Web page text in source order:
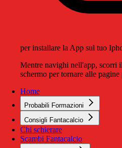
per installare la App sul tuo
Mentre navighi nell'app, scorri
schermo per tornare alle pagine
Home
Probabili Formazioni
Consigli Fantacalcio
Chi schierare
Scambi Fantacalcio